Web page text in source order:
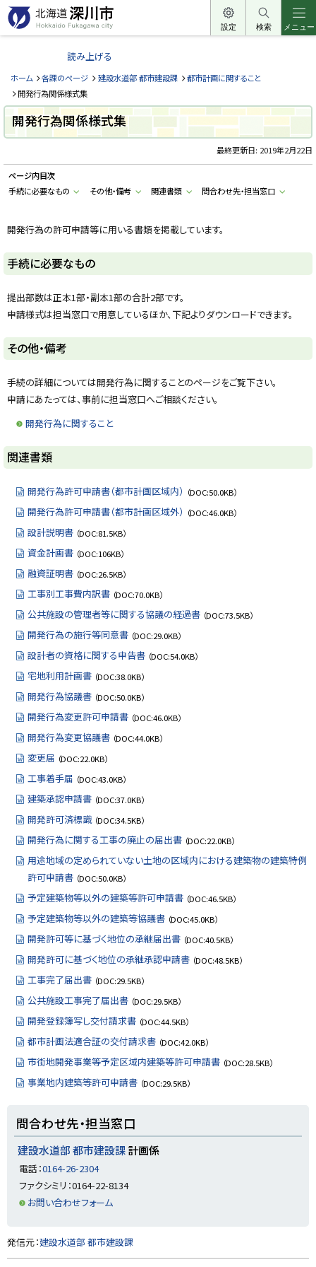
本
文
へ
ー
北
道
深
川
市
H
k
a
d
u
k
g
a
w
c
i
t
設定 検索 メニュー
読み上げる
ホーム 各課のページ 建設水道部 都市建設課
都市計画に関すること
開発行為関係様式集
開発行為関係様式集
最終更新日: 2019年2月22日
ページ内目次
手続に必要なもの
その他・備考 関連書類 問合わせ先・担当窓口
開発行為の許可申請等に用いる書類を掲載しています。
手続に必要なもの
提出部数は正本1部・副本1部の合計2部です。
申請様式は担当窓口で用意しているほか、下記よりダウンロードできます。
ト
ッ
プ
に
その他・備考
手続の詳細については開発行為に関することのページをご覧下さい。
申請にあたっては、事前に担当窓口へご相談ください。
開発行為に関すること
ト
ッ
関連書類
開発行為許可申請書（都市計画区域内） （DOC:50.0KB）
開発行為許可申請書（都市計画区域外） （DOC:46.0KB）
設計説明書 （DOC:81.5KB）
資金計画書 （DOC:106KB）
融資証明書 （DOC:26.5KB）
工事別工事費内訳書 （DOC:70.0KB）
公共施設の管理者等に関する協議の経過書 （DOC:73.5KB）
開発行為の施行等同意書 （DOC:29.0KB）
設計者の資格に関する申告書 （DOC:54.0KB）
宅地利用計画書 （DOC:38.0KB）
開発行為協議書 （DOC:50.0KB）
開発行為変更許可申請書 （DOC:46.0KB）
開発行為変更協議書 （DOC:44.0KB）
変更届 （DOC:22.0KB）
工事着手届 （DOC:43.0KB）
建築承認申請書 （DOC:37.0KB）
開発許可済標識 （DOC:34.5KB）
開発行為に関する工事の廃止の届出書 （DOC:22.0KB）
用途地域の定められていない土地の区域内における建築物の建築特例
許可申請書 （DOC:50.0KB）
予定建築物等以外の建築等許可申請書 （DOC:46.5KB）
予定建築物等以外の建築等協議書 （DOC:45.0KB）
開発許可等に基づく地位の承継届出書 （DOC:40.5KB）
開発許可に基づく地位の承継承認申請書 （DOC:48.5KB）
工事完了届出書 （DOC:29.5KB）
公共施設工事完了届出書 （DOC:29.5KB）
開発登録簿写し交付請求書 （DOC:44.5KB）
都市計画法適合証の交付請求書 （DOC:42.0KB）
市街地開発事業等予定区域内建築等許可申請書 （DOC:28.5KB）
事業地内建築等許可申請書 （DOC:29.5KB）
問合わせ先・担当窓口
建設水道部 都市建設課計画係
電話：0164-26-2304
ファクシミリ：0164-22-8134
お問い合わせフォーム
ト
ッ
発信元：建設水道部 都市建設課